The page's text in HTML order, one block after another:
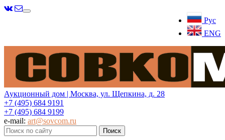
Рус
ENG
Меню
Аукционный дом | Москва, ул. Щепкина, д. 28
+7 (495) 684 9191
+7 (495) 684 9199
e-mail: art@sovcom.ru